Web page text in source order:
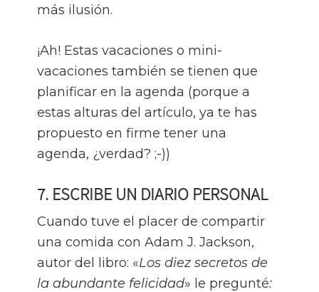
más ilusión.
¡Ah! Estas vacaciones o mini-
vacaciones también se tienen que
planificar en la agenda (porque a
estas alturas del artículo, ya te has
propuesto en firme tener una
agenda, ¿verdad? ;-))
7. ESCRIBE UN DIARIO PERSONAL
Cuando tuve el placer de compartir
una comida con Adam J. Jackson,
autor del libro: «Los diez secretos de
la abundante felicidad» le pregunté: